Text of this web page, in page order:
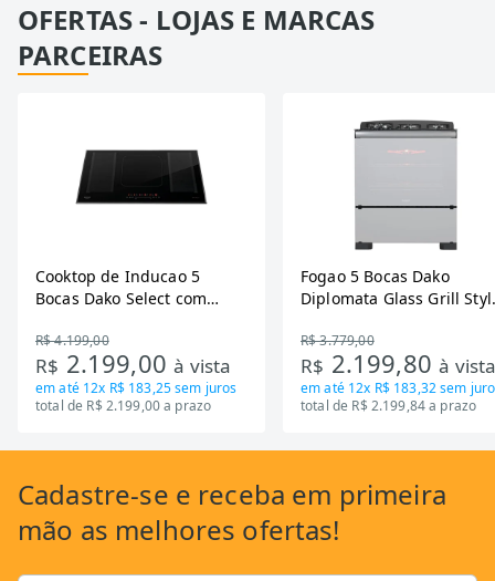
OFERTAS - LOJAS E MARCAS
PARCEIRAS
Cooktop de Inducao 5
Bocas Dako Select com
R$ 4.199,00
R$ 2.199,00à vista
em até 12x R$ 183,25sem juros
total de R$ 2.199,00 a prazo
Fogao 5 Bocas Dako
Diplomata Glass Grill
R$ 3.779,00
R$ 2.199,80à
em até 12x R$ 183,32sem
total de R$ 2.199,84 a prazo
Cadastre-se e receba em primeira
mão as melhores ofertas!